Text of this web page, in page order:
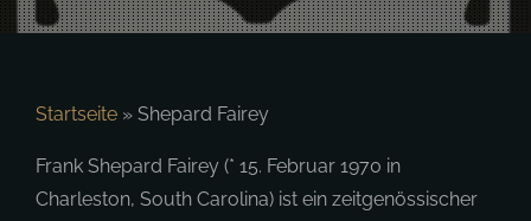
Kunstwerke
Kontakt
DE
Startseite » Shepard Fairey
Frank Shepard Fairey (* 15. Februar 1970 in
Charleston, South Carolina) ist ein zeitgenössischer